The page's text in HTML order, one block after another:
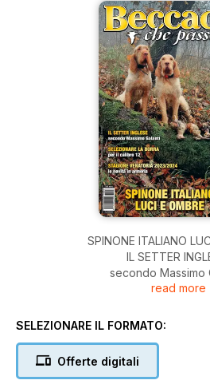
SPINONE ITALIANO
IL SETTER
secondo Massimo
SELEZIONARE LA
STAGIONE
read more
SELEZIONARE IL FORMATO:
Offerte digitali